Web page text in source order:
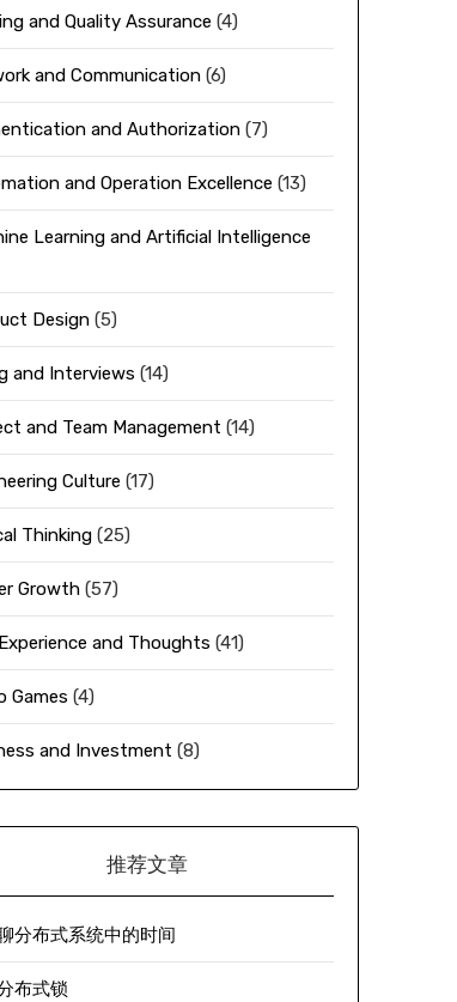
and Quality Assurance (4)
and Communication(6)
and Authorization(7)
and Operation Excellence (13)
Learning and Artificial Intelligence
Design(5)
and Interviews (14)
and Team Management (14)
Culture (17)
Thinking(25)
Growth(57)
and Thoughts (41)
Games (4)
and Investment (8)
推荐文章
分布式系统中的时间
布式锁